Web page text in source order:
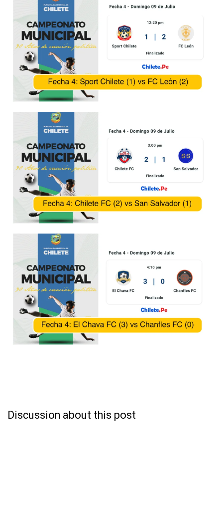
Discussion about this post